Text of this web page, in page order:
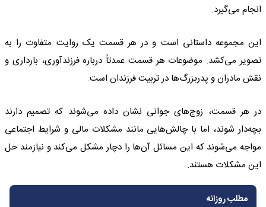
انجام می‌گیرد.
این مجموعه داستانی است و در هر قسمت یک روایت متفاوت را به
تصویر می‌کشد. موضوعات هر قسمت عمدتاً درباره فرزندآوری، بارداری و
نقش مادران و پدربزرگ‌ها در تربیت فرزندان است.
در هر قسمت، زوج‌های جوانی نشان داده می‌شوند که تصمیم دارند
بچه‌دار شوند، اما با چالش‌هایی مانند مشکلات مالی و شرایط اجتماعی
مواجه می‌شوند که این مسائل آن‌ها را دچار مشکل می‌کند و نیازمند حل
این مشکلات هستند.
مطلب روزانه